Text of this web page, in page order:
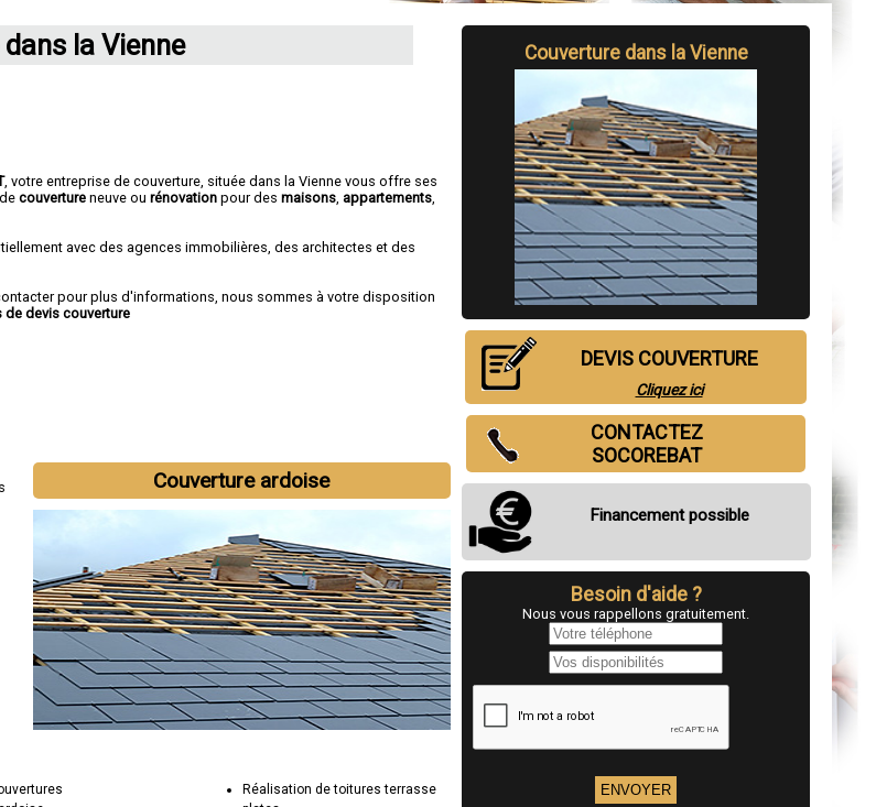
la Vienne
,votre entreprise de couverture , située dans la Vienne vous offre ses
couverture neuve ourénovation pour desmaisons appartements
avec des agences immobilières, des architectes et des
pour plus d'informations, nous sommes à votre disposition
de devis couverture
Couverture ardoise
Réalisation de toitures terrasse
Couverture dans la Vienne
DEVIS COUVERTURE
Cliquez ici
CONTACTEZ
SOCOREBAT
Financement possible
Besoin d'aide ?
Nous vous rappellons gratuitement.